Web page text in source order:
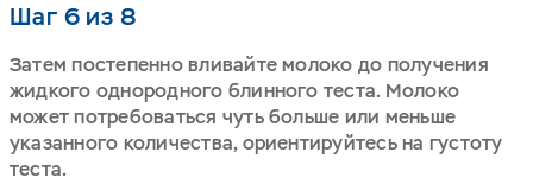
Шаг 6 из 8
Затем постепенно вливайте молоко до получения
жидкого однородного блинного теста. Молоко
может потребоваться чуть больше или меньше
указанного количества, ориентируйтесь на густоту
теста.